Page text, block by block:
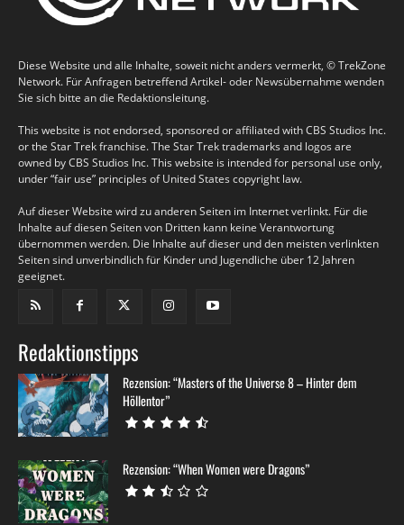
Diese Website und alle Inhalte, soweit nicht anders vermerkt, © TrekZone
Network. Für Anfragen betreffend Artikel- oder Newsübernahme wenden
Sie sich bitte an die Redaktionsleitung.
This website is not endorsed, sponsored or affiliated with CBS Studios Inc.
or the Star Trek franchise. The Star Trek trademarks and logos are
owned by CBS Studios Inc. This website is intended for personal use only,
under “fair use” principles of United States copyright law.
Auf dieser Website wird zu anderen Seiten im Internet verlinkt. Für die
Inhalte auf diesen Seiten von Dritten kann keine Verantwortung
übernommen werden. Die Inhalte auf dieser und den meisten verlinkten
Seiten sind unverbindlich für Kinder und Jugendliche über 12 Jahren
geeignet.
Redaktionstipps
Rezension: “Masters of the Universe 8 – Hinter dem
Höllentor”
Rezension: “When Women were Dragons”